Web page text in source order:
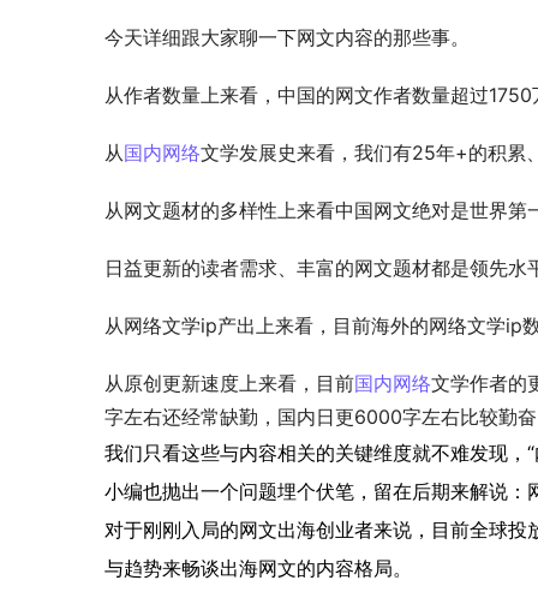
今天详细跟大家聊一下网文内容的那些事。
从作者数量上来看，中国的网文作者数量超过
从国内网络文学发展史来看，我们有25年+的积累
从网文题材的多样性上来看中国网文绝对是世界第
日益更新的读者需求、丰富的网文题材都是领先水
从网络文学ip产出上来看，目前海外的网络文学ip
从原创更新速度上来看，目前国内网络文学作者的
字左右还经常缺勤，国内日更6000字左右比较勤
我们只看这些与内容相关的关键维度就不难发现
小编也抛出一个问题埋个伏笔，留在后期来解说：
对于刚刚入局的网文出海创业者来说，目前全球
与趋势来畅谈出海网文的内容格局。